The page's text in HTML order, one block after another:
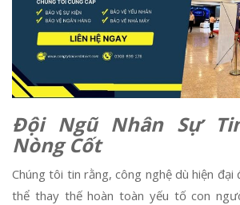
Đội Ngũ Nhân Sự
Nòng Cốt
Chúng tôi tin rằng, công nghệ dù hiện đại
thể thay thế hoàn toàn yếu tố con